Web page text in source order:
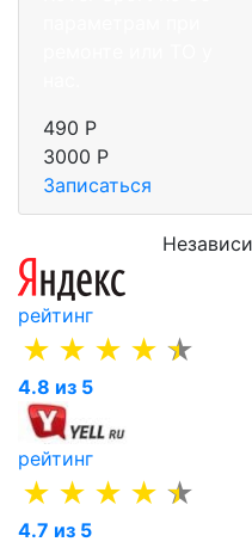
490 Р
3000 Р
Записаться
рейтинг
4.8 из 5
рейтинг
4.7 из 5